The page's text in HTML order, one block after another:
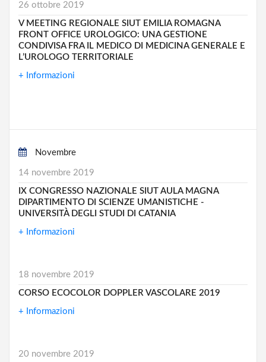
26 ottobre 2019
V MEETING REGIONALE SIUT EMILIA ROMAGNA
FRONT OFFICE UROLOGICO: UNA GESTIONE
CONDIVISA FRA IL MEDICO DI MEDICINA GENERALE E
L’UROLOGO TERRITORIALE
+ Informazioni
Novembre
14 novembre 2019
IX CONGRESSO NAZIONALE SIUT AULA MAGNA
DIPARTIMENTO DI SCIENZE UMANISTICHE -
UNIVERSITÀ DEGLI STUDI DI CATANIA
+ Informazioni
18 novembre 2019
CORSO ECOCOLOR DOPPLER VASCOLARE 2019
+ Informazioni
20 novembre 2019